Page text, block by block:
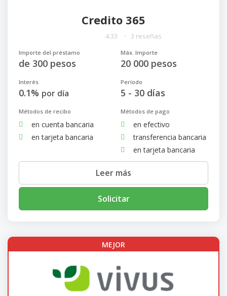
Credito 365
4.33 3 reseñas
Importe del préstamo
de 300 pesos
Máx. Importe
20 000 pesos
Interés
0.1% por día
Período
5 - 30 días
Métodos de recibo
en cuenta bancaria
en tarjeta bancaria
Métodos de pago
en efectivo
transferencia bancaria
en tarjeta bancaria
Leer más
Solicitar
MEJOR